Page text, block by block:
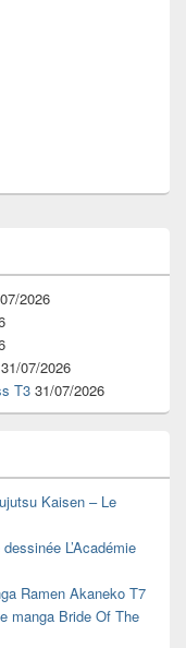
2026
31/07/2026
T3 31/07/2026
Kaisen – Le
L’Académie
Ramen Akaneko T7
manga Bride Of The